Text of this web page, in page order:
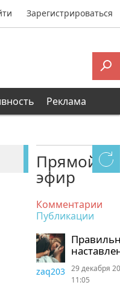
Зарегистрироваться
Реклама
Прямой
эфир
Комментарии
Публикации
zaq203 29 декабря
11:05